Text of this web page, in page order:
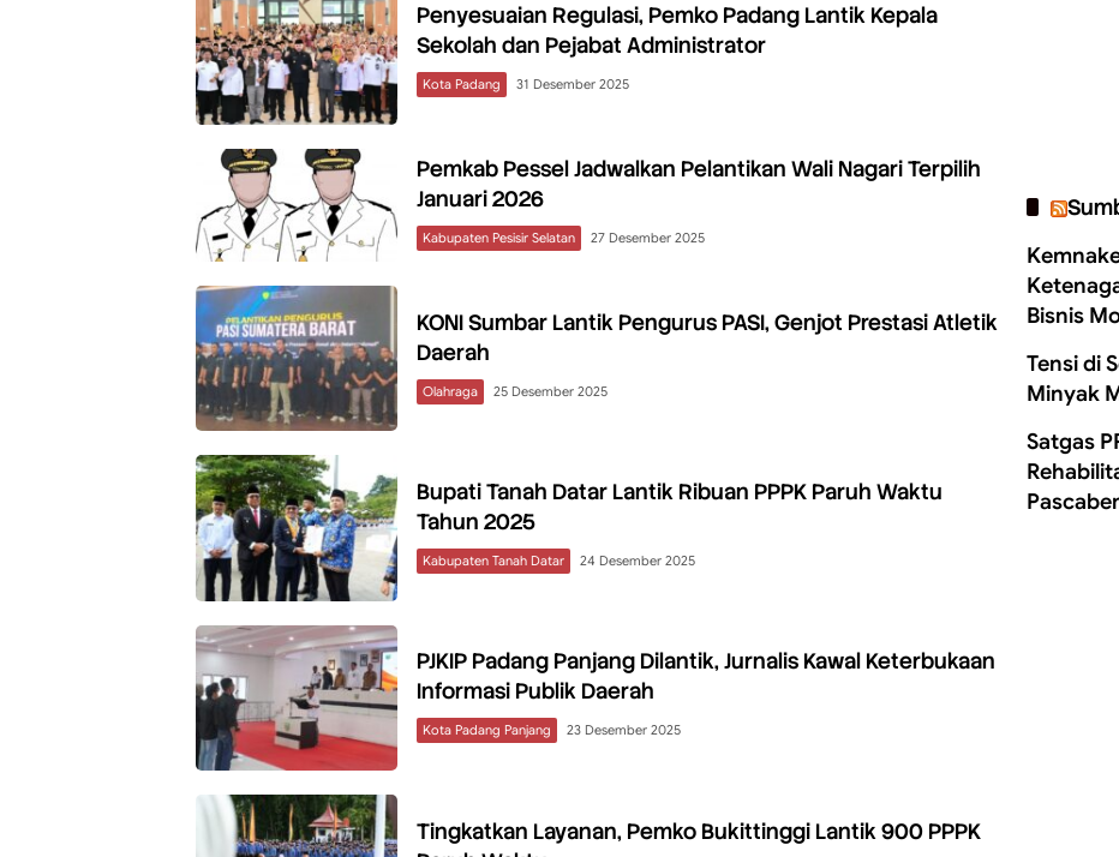
Penyesuaian Regulasi, Pemko Padang Lantik Kepala
Sekolah dan Pejabat Administrator
Kota Padang 31 Desember 2025
Pemkab Pessel Jadwalkan Pelantikan Wali Nagari Terpilih
Januari 2026
Kabupaten Pesisir Selatan 27 Desember 2025
KONI Sumbar Lantik Pengurus PASI, Genjot Prestasi Atletik
Daerah
Olahraga 25 Desember 2025
Bupati Tanah Datar Lantik Ribuan PPPK Paruh Waktu
Tahun 2025
Kabupaten Tanah Datar 24 Desember 2025
PJKIP Padang Panjang Dilantik, Jurnalis Kawal Keterbukaan
Informasi Publik Daerah
Kota Padang Panjang 23 Desember 2025
Tingkatkan Layanan, Pemko Bukittinggi Lantik 900 PPPK
Bisnis
Tensi di
Minyak
Satgas